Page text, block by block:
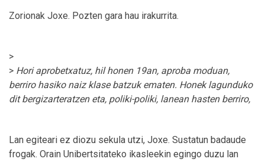
Zorionak Joxe. Pozten gara hau irakurrita.
>
> Hori aprobetxatuz, hil honen 19an, aproba moduan,
berriro hasiko naiz klase batzuk ematen. Honek lagunduko
dit bergizarteratzen eta, poliki-poliki, lanean hasten berriro,
Lan egiteari ez diozu sekula utzi, Joxe. Sustatun badaude
frogak. Orain Unibertsitateko ikasleekin egingo duzu lan